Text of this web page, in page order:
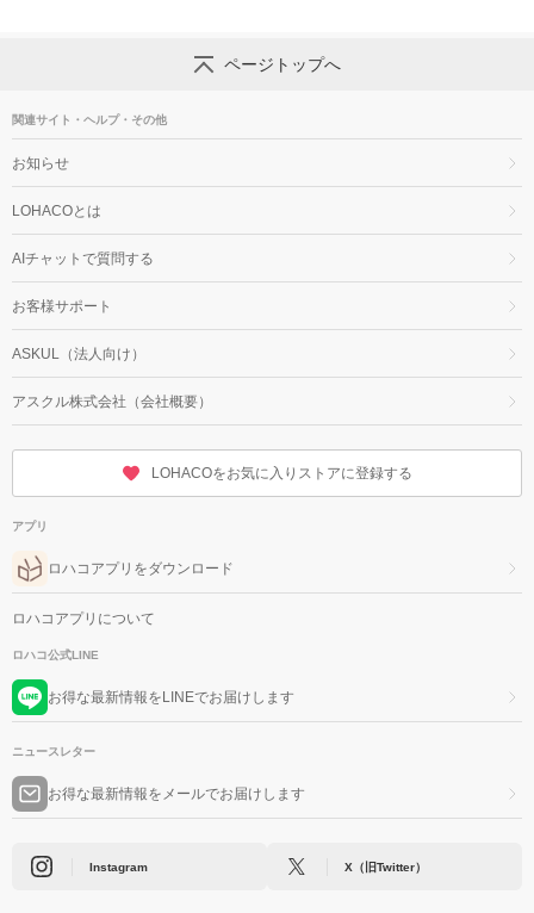
ページトップへ
関連サイト・ヘルプ・その他
お知らせ
LOHACOとは
AIチャットで質問する
お客様サポート
ASKUL（法人向け）
アスクル株式会社（会社概要）
LOHACOをお気に入りストアに登録する
アプリ
ロハコアプリをダウンロード
ロハコアプリについて
ロハコ公式LINE
お得な最新情報をLINEでお届けします
ニュースレター
お得な最新情報をメールでお届けします
Instagram X（旧Twitter）